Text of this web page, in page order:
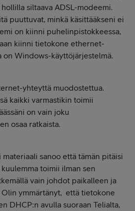
siltaava ADSL-modeemi.
puuttuvat, minkä käsittääkseni ei
on kiinni puhelinpistokkeessa,
kiinni tietokone ethernet-
on Windows-käyttöjärjestelmä.
yhteyttä muodostettua.
kaikki varmastikin toimii
on vain joku
osaa ratkaista.
sanoo että tämän pitäisi
toimii ilman sen
vain johdot paikalleen ja
ymmärtänyt, että tietokone
DHCP:n avulla suoraan Telialta,